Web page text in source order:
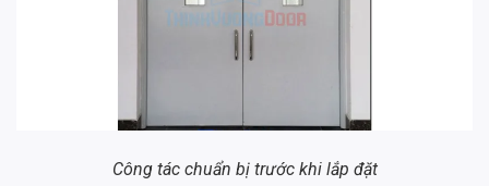
Công tác chuẩn bị trước khi lắp đặt